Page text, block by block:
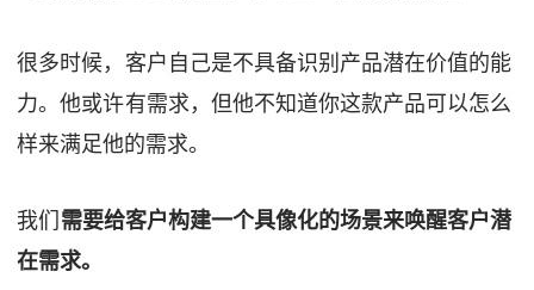
很多时候，客户自己是不具备识别产品潜在价值的能
力。他或许有需求，但他不知道你这款产品可以怎么
样来满足他的需求。
我们 需要给客户构建一个具像化的场景来唤醒客户潜
在需求。